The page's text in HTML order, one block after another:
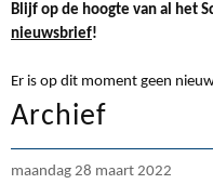
Blijf op de hoogte van al het
nieuwsbrief!
Er is op dit moment geen
Archief
maandag 28 maart 2022